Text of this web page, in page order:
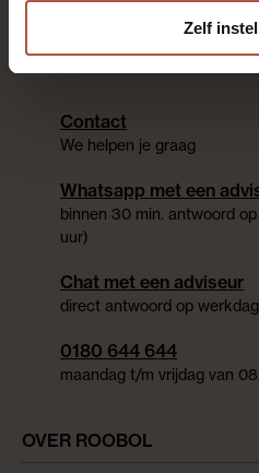
Zelf
Aanmelden nieuwsbrief
OVER ROOBOL
Contact
We helpen je graag
Whatsapp met een
binnen 30 min. antwoord
uur)
Chat met een adviseur
direct antwoord op
0180 644 644
maandag t/m vrijdag van